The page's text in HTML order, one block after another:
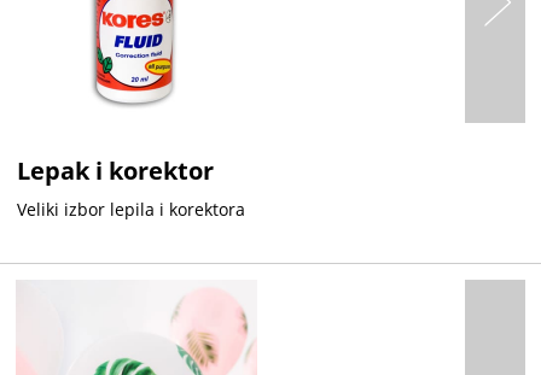
Lepak i korektor
Veliki izbor lepila i korektora